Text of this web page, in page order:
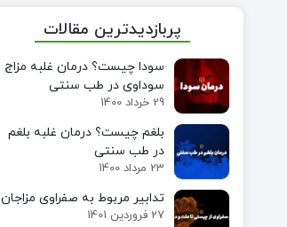
پربازدیدترین مقالات
سودا چیست؟ درمان غلبه مزاج
سوداوی در طب سنتی
29 خرداد 1400
بلغم چیست؟ درمان غلبه بلغم
در طب سنتی
23 مرداد 1400
تدابیر مربوط به صفراوی مزاجان
27 فروردین 1401